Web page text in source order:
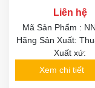
Liên hệ
Mã Sản Phẩm :
Hãng Sản Xuất:
Xuất xứ:
Xem chi tiết